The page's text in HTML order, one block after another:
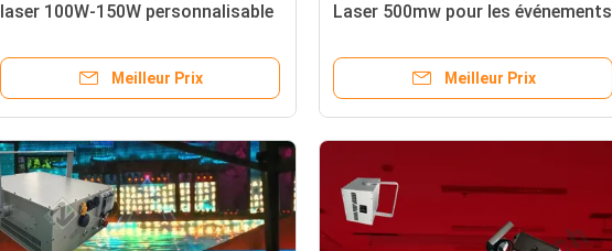
laser 100W-150W personnalisable
Meilleur Prix
Laser 500mw pour les événements
incroyables
Meilleur Prix